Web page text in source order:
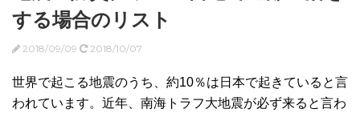
する場合のリスト
2018/09/09 2018/10/07
世界で起こる地震のうち、約10％は日本で起きていると言
われています。近年、南海トラフ大地震が必ず来ると言わ